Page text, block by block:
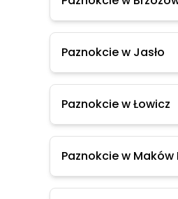
Paznokcie w Jasło
Paznokcie w Łowicz
Paznokcie w